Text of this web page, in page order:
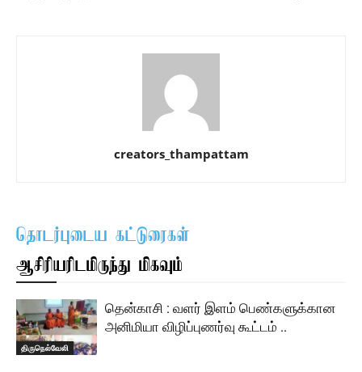
creators_thampattam
தொடர்புடைய கட்டுரைகள்
ஆசிரியரிடமிருந்து மிகவும்
திருநெல்வேலி
தென்காசி : வளர் இளம் பெண்களுக்கான
அனிமியா விழிப்புணர்வு கூட்டம் ..